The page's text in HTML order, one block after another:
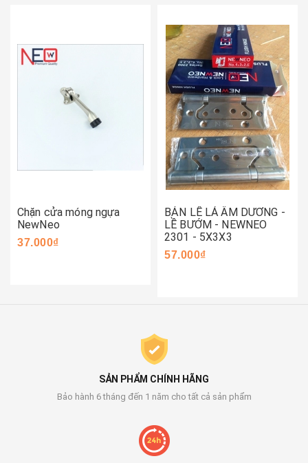
Chặn cửa móng ngựa
NewNeo
37.000₫
BẢN LỀ LÁ ÂM DƯƠNG -
LỀ BƯỚM - NEWNEO
2301 - 5X3X3
57.000₫
SẢN PHẨM CHÍNH HÃNG
Bảo hành 6 tháng đến 1 năm cho tất cả sản phẩm